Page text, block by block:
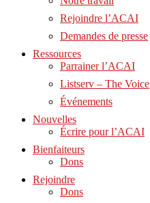
Rejoindre l’ACAI
Demandes de presse
Ressources
Parrainer l’ACAI
Listserv – The Voice
Événements
Nouvelles
Écrire pour l’ACAI
Bienfaiteurs
Dons
Rejoindre
Dons